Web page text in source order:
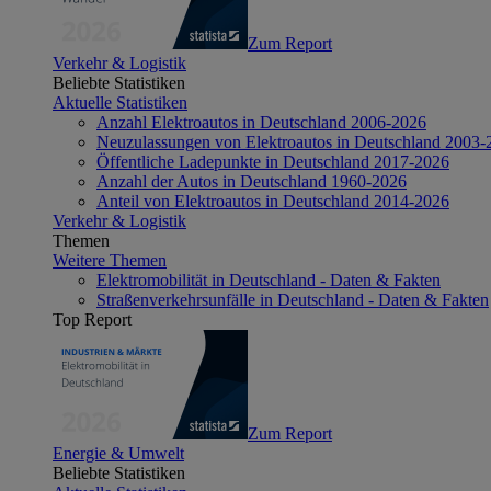
Zum Report
Verkehr & Logistik
Beliebte Statistiken
Aktuelle Statistiken
Anzahl Elektroautos in Deutschland 2006-2026
Neuzulassungen von Elektroautos in Deutschland 2003-
Öffentliche Ladepunkte in Deutschland 2017-2026
Anzahl der Autos in Deutschland 1960-2026
Anteil von Elektroautos in Deutschland 2014-2026
Verkehr & Logistik
Themen
Weitere Themen
Elektromobilität in Deutschland - Daten & Fakten
Straßenverkehrsunfälle in Deutschland - Daten & Fakten
Top Report
Zum Report
Energie & Umwelt
Beliebte Statistiken